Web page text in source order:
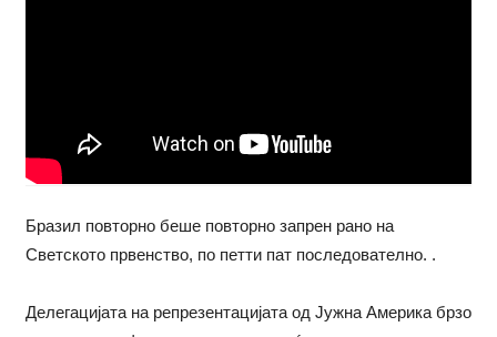
Бразил повторно беше повторно запрен рано на
Светското првенство, по петти пат последователно. .
Делегацијата на репрезентацијата од Јужна Америка брзо